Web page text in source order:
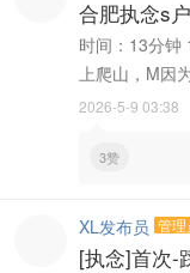
合肥执念s
时间：13分钟
上爬山，M因
2026-5-9 03:38
3赞
XL发布员 管理
[执念]首次-